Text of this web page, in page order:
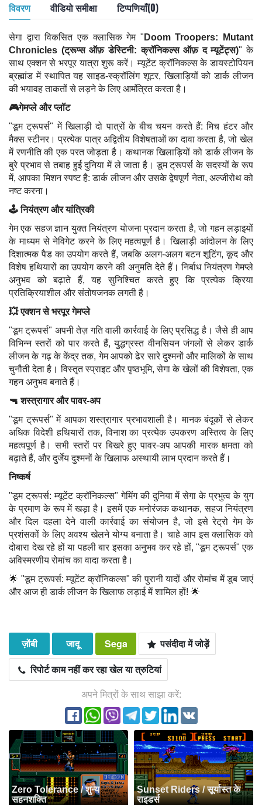
विवरण वीडियो समीक्षा टिप्पणियाँ(0)
सेगा द्वारा विकसित एक क्लासिक गेम " Doom Troopers: Mutant
Chronicles (ट्रूप्स ऑफ़ डेस्टिनी: क्रॉनिकल्स ऑफ़ द म्यूटेंट्स)" के
साथ एक्शन से भरपूर यात्रा शुरू करें। म्यूटेंट क्रॉनिकल्स के डायस्टोपियन
ब्रह्मांड में स्थापित यह साइड-स्क्रॉलिंग शूटर, खिलाड़ियों को डार्क लीजन
की भयावह ताकतों से लड़ने के लिए आमंत्रित करता है।
🎮गेमप्ले और प्लॉट
"डूम ट्रूपर्स" में खिलाड़ी दो पात्रों के बीच चयन करते हैं: मिच हंटर और
मैक्स स्टीनर। प्रत्येक पात्र अद्वितीय विशेषताओं का दावा करता है, जो खेल
में रणनीति की एक परत जोड़ता है। कथानक खिलाड़ियों को डार्क लीजन के
बुरे प्रभाव से तबाह हुई दुनिया में ले जाता है। डूम ट्रूपर्स के सदस्यों के रूप
में, आपका मिशन स्पष्ट है: डार्क लीजन और उसके द्वेषपूर्ण नेता, अल्जीरोथ को
नष्ट करना।
🕹️ नियंत्रण और यांत्रिकी
गेम एक सहज ज्ञान युक्त नियंत्रण योजना प्रदान करता है, जो गहन लड़ाइयों
के माध्यम से नेविगेट करने के लिए महत्वपूर्ण है। खिलाड़ी आंदोलन के लिए
दिशात्मक पैड का उपयोग करते हैं, जबकि अलग-अलग बटन शूटिंग, कूद और
विशेष हथियारों का उपयोग करने की अनुमति देते हैं। निर्बाध नियंत्रण गेमप्ले
अनुभव को बढ़ाते हैं, यह सुनिश्चित करते हुए कि प्रत्येक क्रिया
प्रतिक्रियाशील और संतोषजनक लगती है।
💥 एक्शन से भरपूर गेमप्ले
"डूम ट्रूपर्स" अपनी तेज़ गति वाली कार्रवाई के लिए प्रसिद्ध है। जैसे ही आप
विभिन्न स्तरों को पार करते हैं, युद्धग्रस्त वीनसियन जंगलों से लेकर डार्क
लीजन के गढ़ के केंद्र तक, गेम आपको ढेर सारे दुश्मनों और मालिकों के साथ
चुनौती देता है। विस्तृत स्प्राइट और पृष्ठभूमि, सेगा के खेलों की विशेषता, एक
गहन अनुभव बनाते हैं।
🔫 शस्त्रागार और पावर-अप
"डूम ट्रूपर्स" में आपका शस्त्रागार प्रभावशाली है। मानक बंदूकों से लेकर
अधिक विदेशी हथियारों तक, विनाश का प्रत्येक उपकरण अस्तित्व के लिए
महत्वपूर्ण है। सभी स्तरों पर बिखरे हुए पावर-अप आपकी मारक क्षमता को
बढ़ाते हैं, और दुर्जेय दुश्मनों के खिलाफ अस्थायी लाभ प्रदान करते हैं।
निष्कर्ष
"डूम ट्रूपर्स: म्यूटेंट क्रॉनिकल्स" गेमिंग की दुनिया में सेगा के प्रभुत्व के युग
के प्रमाण के रूप में खड़ा है। इसमें एक मनोरंजक कथानक, सहज नियंत्रण
और दिल दहला देने वाली कार्रवाई का संयोजन है, जो इसे रेट्रो गेम के
प्रशंसकों के लिए अवश्य खेलने योग्य बनाता है। चाहे आप इस क्लासिक को
दोबारा देख रहे हों या पहली बार इसका अनुभव कर रहे हों, "डूम ट्रूपर्स" एक
अविस्मरणीय रोमांच का वादा करता है।
🌟 "डूम ट्रूपर्स: म्यूटेंट क्रॉनिकल्स" की पुरानी यादों और रोमांच में डूब जाएं
और आज ही डार्क लीजन के खिलाफ लड़ाई में शामिल हों! 🌟
ज़ोंबी जादू Sega
पसंदीदा में जोड़ें
रिपोर्ट काम नहीं कर रहा खेल या त्रुटियां
अपने मित्रों के साथ साझा करें:
Zero Tolerance / शुन्य
सहनशक्ति
Sunset Riders / सूर्यास्त के
राइडर्स